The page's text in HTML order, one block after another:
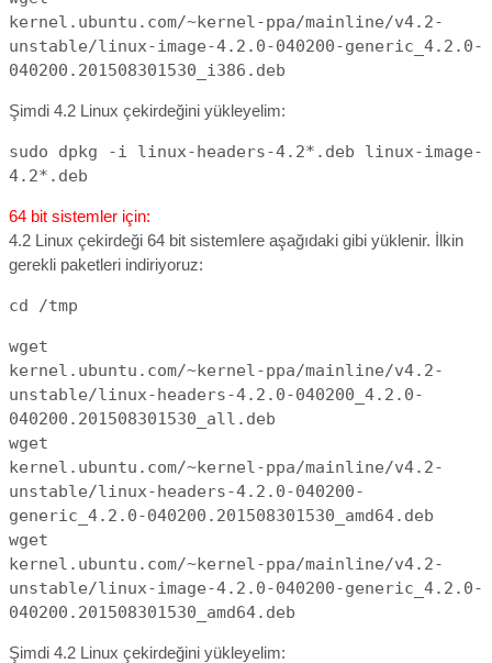
kernel.ubuntu.com/~kernel-ppa/mainline/v4.2-
unstable/linux-image-4.2.0-040200-generic_4.2.0-
040200.201508301530_i386.deb
Şimdi 4.2 Linux çekirdeğini yükleyelim:
sudo dpkg -i linux-headers-4.2*.deb linux-image-
4.2*.deb
64 bit sistemler için:
4.2 Linux çekirdeği 64 bit sistemlere aşağıdaki gibi yüklenir. İlkin
gerekli paketleri indiriyoruz:
cd /tmp
wget
kernel.ubuntu.com/~kernel-ppa/mainline/v4.2-
unstable/linux-headers-4.2.0-040200_4.2.0-
040200.201508301530_all.deb
wget
kernel.ubuntu.com/~kernel-ppa/mainline/v4.2-
unstable/linux-headers-4.2.0-040200-
generic_4.2.0-040200.201508301530_amd64.deb
wget
kernel.ubuntu.com/~kernel-ppa/mainline/v4.2-
unstable/linux-image-4.2.0-040200-generic_4.2.0-
040200.201508301530_amd64.deb
Şimdi 4.2 Linux çekirdeğini yükleyelim: